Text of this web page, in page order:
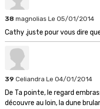
38 magnolias Le 05/01/2014
Cathy ,juste pour vous dire
39 Celiandra Le 04/01/2014
De Ta pointe, le regard
découvre au loin, la dune